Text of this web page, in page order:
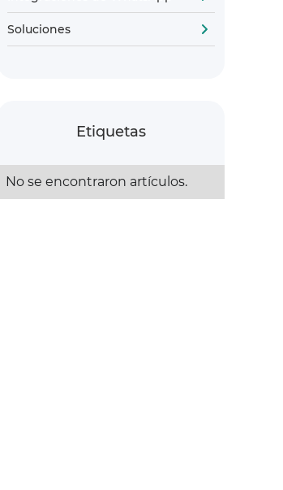
Soluciones
Etiquetas
No se encontraron artículos.